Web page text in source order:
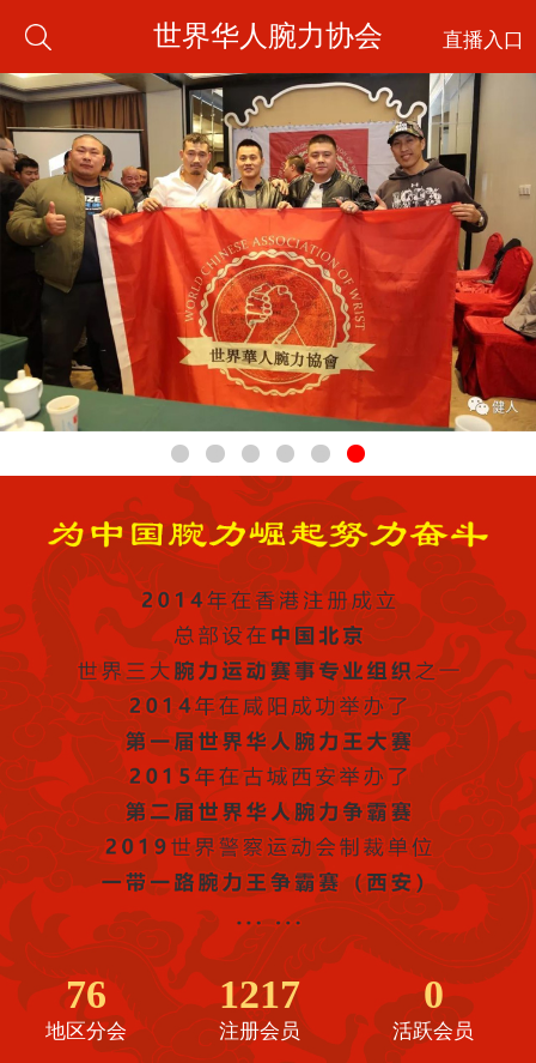
世界华人腕力协会 直播入口
1 2 3 4 5 6
76
地区分会
1217
注册会员
0
活跃会员